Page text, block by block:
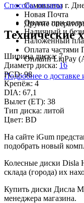
Самовывоз г.
Новая Почта
Другие
Способы оплаты
Оплата при
Наличный и
Наложенный
Оплата частями
Онлайн LiqPay
Подробнее о доставке
Технические
Ширина диска:7
Диаметр диска: 16
PCD:98
Крепёж: 4
DIA: 67,1
Вылет (ET): 38
Тип диска: литой
Цвет: BD
На сайте iGum
подобрать новый
Колесные диски Disla
склада (города) их
Купить диски Дисла
менеджера магазина.